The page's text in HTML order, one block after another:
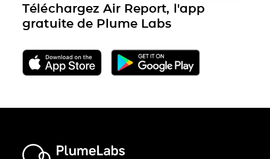
Téléchargez Air Report, l'app
gratuite de Plume Labs